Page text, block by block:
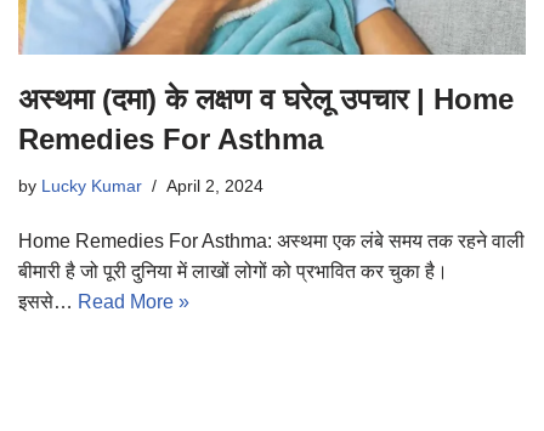
अस्थमा (दमा) के लक्षण व घरेलू उपचार | Home
Remedies For Asthma
by Lucky Kumar April 2, 2024
Home Remedies For Asthma: अस्थमा एक लंबे समय तक रहने वाली
बीमारी है जो पूरी दुनिया में लाखों लोगों को प्रभावित कर चुका है।
इससे… Read More »